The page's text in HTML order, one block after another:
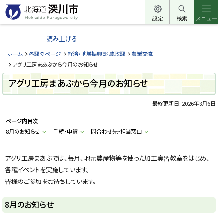
本
文
へ
ー
北
道
深
川
市
H
k
a
d
u
k
a
g
a
a
c
i
設定 検索 メニュー
読み上げる
ホーム 各課のページ 経済・地域振興部 農政課
農業交流
アグリ工房まあぶから今月のお知らせ
アグリ工房まあぶから今月のお知らせ
最終更新日: 2026年8月6日
ページ内目次
8月のお知らせ
手続・申請 問合わせ先・担当窓口
アグリ工房まあぶでは、毎月、地元農産物等を使った加工実習教室をはじめ、
各種イベントを実施しています。
皆様のご参加をお待ちしています。
8月のお知らせ